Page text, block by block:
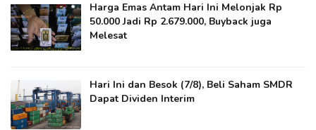
Harga Emas Antam Hari Ini Melonjak Rp
50.000 Jadi Rp 2.679.000, Buyback juga
Melesat
Hari Ini dan Besok (7/8), Beli Saham SMDR
Dapat Dividen Interim